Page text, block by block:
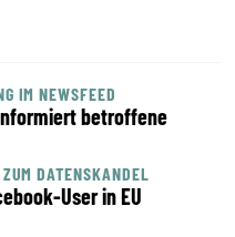
IM NEWSFEED
betroffene
DATENSKANDEL
User in EU